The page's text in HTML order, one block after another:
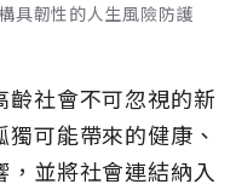
具韌性的人生風險防護
社會不可忽視的新
可能帶來的健康、
並將社會連結納入